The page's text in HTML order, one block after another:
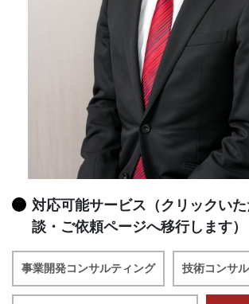
対応可能サービス（クリックいた
談・ご依頼ページへ移行します）
事業開発コンサルティング 技術コンサ